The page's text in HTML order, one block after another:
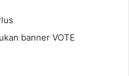
banner VOTE